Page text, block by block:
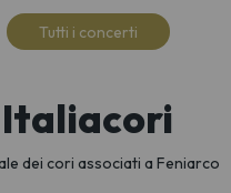
Tutti i concerti
Italiacori
dei cori associati a Feniarco